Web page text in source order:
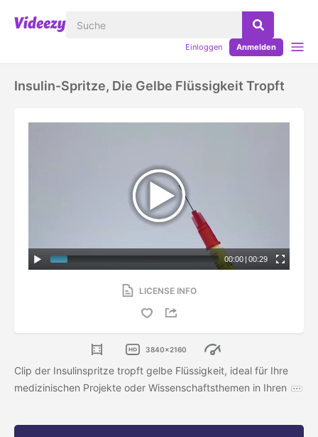
Einloggen Anmelden
Insulin-Spritze, Die Gelbe Flüssigkeit Tropft
00:00 | 00:29
LICENSE INFO
3840x2160
Clip der Insulinspritze tropft gelbe Flüssigkeit, ideal für Ihre
medizinischen Projekte oder Wissenschaftsthemen in Ihren